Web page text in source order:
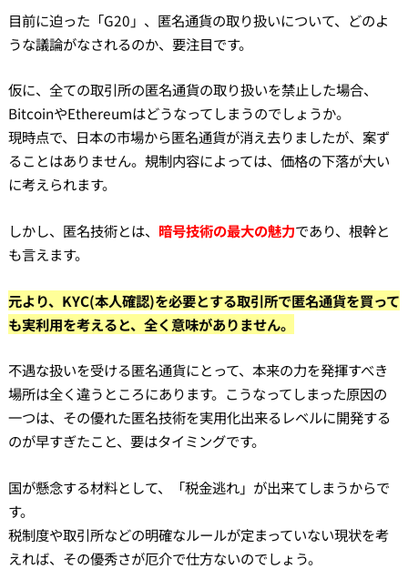
目前に迫った「G20」、匿名通貨の取り扱いについて、どのよ
うな議論がなされるのか、要注目です。
仮に、全ての取引所の匿名通貨の取り扱いを禁止した場合、
BitcoinやEthereumはどうなってしまうのでしょうか。
現時点で、日本の市場から匿名通貨が消え去りましたが、案ず
ることはありません。規制内容によっては、価格の下落が大い
に考えられます。
しかし、匿名技術とは、 暗号技術の最大の魅力であり、根幹と
も言えます。
元より、KYC(本人確認)を必要とする取引所で匿名通貨を買って
も実利用を考えると、全く意味がありません。
不遇な扱いを受ける匿名通貨にとって、本来の力を発揮すべき
場所は全く違うところにあります。こうなってしまった原因の
一つは、その優れた匿名技術を実用化出来るレベルに開発する
のが早すぎたこと、要はタイミングです。
国が懸念する材料として、「税金逃れ」が出来てしまうからで
す。
税制度や取引所などの明確なルールが定まっていない現状を考
えれば、その優秀さが厄介で仕方ないのでしょう。